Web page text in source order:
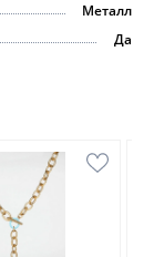
Металл
Да